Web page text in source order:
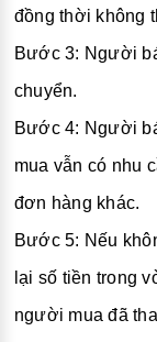
đồng thời không
Bước 3: Người
chuyển.
Bước 4: Người
mua vẫn có nhu
đơn hàng khác.
Bước 5: Nếu
lại số tiền trong
người mua đã